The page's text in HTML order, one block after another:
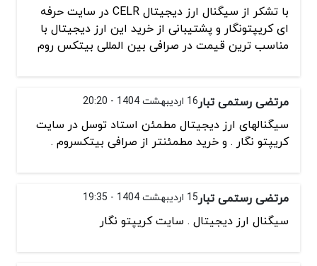
با تشکر از سیگنال ارز دیجیتال CELR در سایت حرفه
ای کریپتونگار و پشتیبانی از خرید این ارز دیجیتال با
مناسب ترین قیمت در صرافی بین المللی بیتکس روم
مرتضی رستمی تبار16 اردیبهشت 1404 - 20:20
سیگنالهای ارز دیجیتال مطمئن استاد توسل در سایت
کریپتو نگار . و خرید مطمئنتر از صرافی بیتکسروم .
مرتضی رستمی تبار15 اردیبهشت 1404 - 19:35
سیگنال ارز دیجیتال . سایت کریپتو نگار